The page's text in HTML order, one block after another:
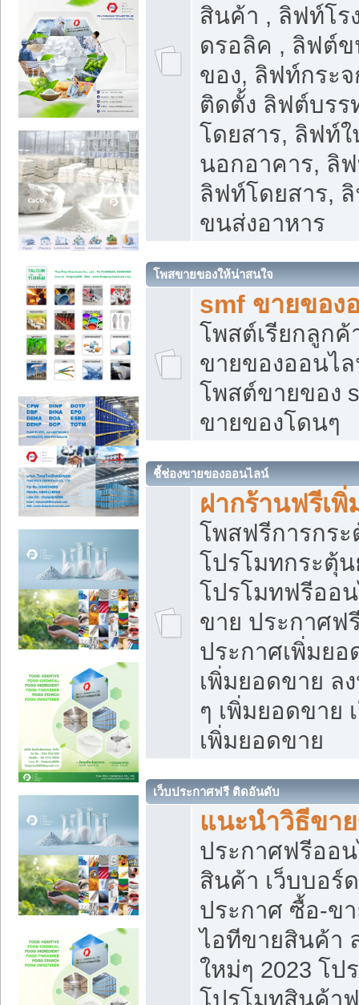
สินค้า , ลิฟท์โร
ดรอลิค , ลิฟต์
ของ, ลิฟท์กระ
ติดตั้ง ลิฟต์บร
โดยสาร, ลิฟท์
นอกอาคาร, ลิ
ลิฟท์โดยสาร,
ขนส่งอาหาร
โพสขายของให้น่าสนใจ
smf ขายของ
โพสต์เรียกลูกค้
ขายของออนไ
โพสต์ขายของ
ขายของโดนๆ
ชี้ช่องขายของออนไลน์
ฝากร้านฟรีเ
โพสฟรีการกร
โปรโมทกระตุ้
โปรโมทฟรีออ
ขาย ประกาศฟ
ประกาศเพิ่มย
เพิ่มยอดขาย ล
ๆ เพิ่มยอดขาย
เพิ่มยอดขาย
เว็บประกาศฟรี ติดอันดับ
แนะนำวิธีขา
ประกาศฟรีออ
สินค้า เว็บบอร์
ประกาศ ซื้อ-ข
ไอทีขายสินค้า
ใหม่ๆ 2023 โป
โปรโมทสินค้า